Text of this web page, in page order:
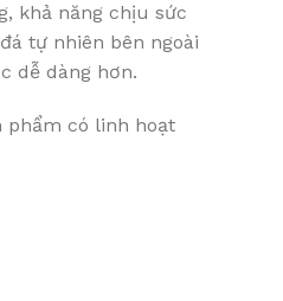
khả năng chịu sức
tự nhiên bên ngoài
dễ dàng hơn.
phẩm có linh hoạt